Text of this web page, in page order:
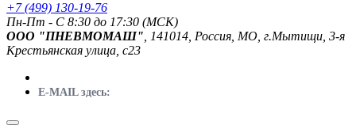
+7 (499) 130-19-76
Пн-Пт - C 8:30 до 17:30 (МСК)
ООО "ПНЕВМОМАШ" , 141014, Россия, МО, г.Мытищи, 3-я
Крестьянская улица, с23
E-MAIL здесь: